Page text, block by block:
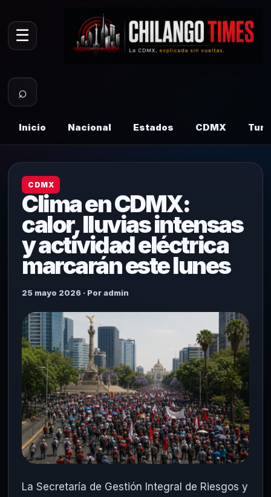
☰
⌕
Inicio Nacional Estados CDMX
CDMX
Clima en CDMX:
calor, lluvias intensas
y actividad eléctrica
marcarán este lunes
25 mayo 2026 · Por admin
La Secretaría de Gestión Integral de Riesgos y